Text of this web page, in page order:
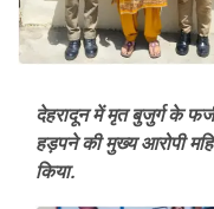
देहरादून में मृत बुजुर्ग के
हड़पने की मुख्य आरोपी
किया.